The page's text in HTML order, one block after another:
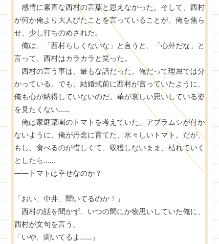
感情に素直な西村の言葉と思えなかった。そして、西村
が何か俺より大人びたことを言っていることが、俺を焦ら
せ、少し打ちのめされた。
俺は、「西村らしくないな」と言うと、「心外だな」と
言って、西村はカラカラと笑った。
西村の言う事は、最もな話だった。俺だって理屈では分
かっている。でも、結婚式前に西村が言っていたように、
俺も心が納得していないのだ。華が哀しい思いしている姿
を見たくない……
俺は家庭菜園のトマトを考えていた。アブラムシが付か
ないように、俺が丹念に育てた、水々しいトマト。だが、
もし、食べるのが惜しくて、収穫しないまま、枯れていく
としたら……
――トマトは幸せなのか？
「おい、中井、聞いてるのか！」
西村の話を聞かず、いつの間にか物思いしていた俺に、
西村が文句を言う。
「いや、聞いてるよ……」